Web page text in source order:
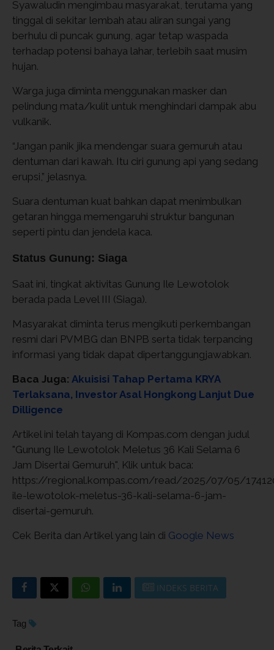
Syawaludin mengimbau masyarakat, terutama yang
tinggal di sekitar lembah atau aliran sungai yang
berhulu di puncak gunung, agar tetap waspada
terhadap potensi bahaya lahar, terlebih saat musim
hujan.
Warga juga diminta menggunakan masker dan
pelindung mata/kulit untuk menghindari dampak abu
vulkanik.
“Jangan panik jika mendengar suara gemuruh atau
dentuman dari kawah. Itu ciri gunung api yang sedang
erupsi,” jelasnya.
Suara dentuman kuat bahkan dapat menimbulkan
getaran hingga memengaruhi struktur bangunan
seperti pintu dan jendela kaca.
Status Gunung: Siaga
Saat ini, tingkat aktivitas Gunung Ile Lewotolok
berada pada Level III (Siaga).
Masyarakat diminta terus mengikuti perkembangan
resmi dari PVMBG dan BNPB serta tidak terpancing
informasi yang tidak dapat dipertanggungjawabkan.
Baca Juga: Akuisisi Tahap Pertama KRYA
Terlaksana, Investor Asal Hongkong Lanjut Due
Dilligence
Artikel ini telah tayang di Kompas.com dengan judul
"Gunung Ile Lewotolok Meletus 36 Kali Selama 6
Jam Disertai Gemuruh", Klik untuk baca:
https://regional.kompas.com/read/2025/07/05/
ile-lewotolok-meletus-36-kali-selama-6-jam-
disertai-gemuruh.
Cek Berita dan Artikel yang lain di Google News
INDEKS BERITA
Tag